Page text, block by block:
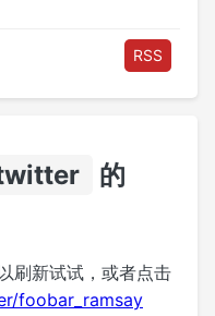
的
刷新试试，或者点击
foobar_ramsay
RSS